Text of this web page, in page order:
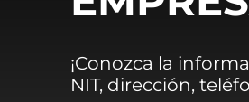
¡Conozca la
NIT, dirección,